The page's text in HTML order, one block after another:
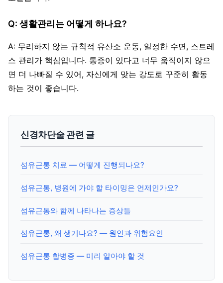
Q: 생활관리는 어떻게 하나요?
A: 무리하지 않는 규칙적 유산소 운동, 일정한 수면, 스트레
스 관리가 핵심입니다. 통증이 있다고 너무 움직이지 않으
면 더 나빠질 수 있어, 자신에게 맞는 강도로 꾸준히 활동
하는 것이 좋습니다.
신경차단술 관련 글
섬유근통 치료 — 어떻게 진행되나요?
섬유근통, 병원에 가야 할 타이밍은 언제인가요?
섬유근통와 함께 나타나는 증상들
섬유근통, 왜 생기나요? — 원인과 위험요인
섬유근통 합병증 — 미리 알아야 할 것